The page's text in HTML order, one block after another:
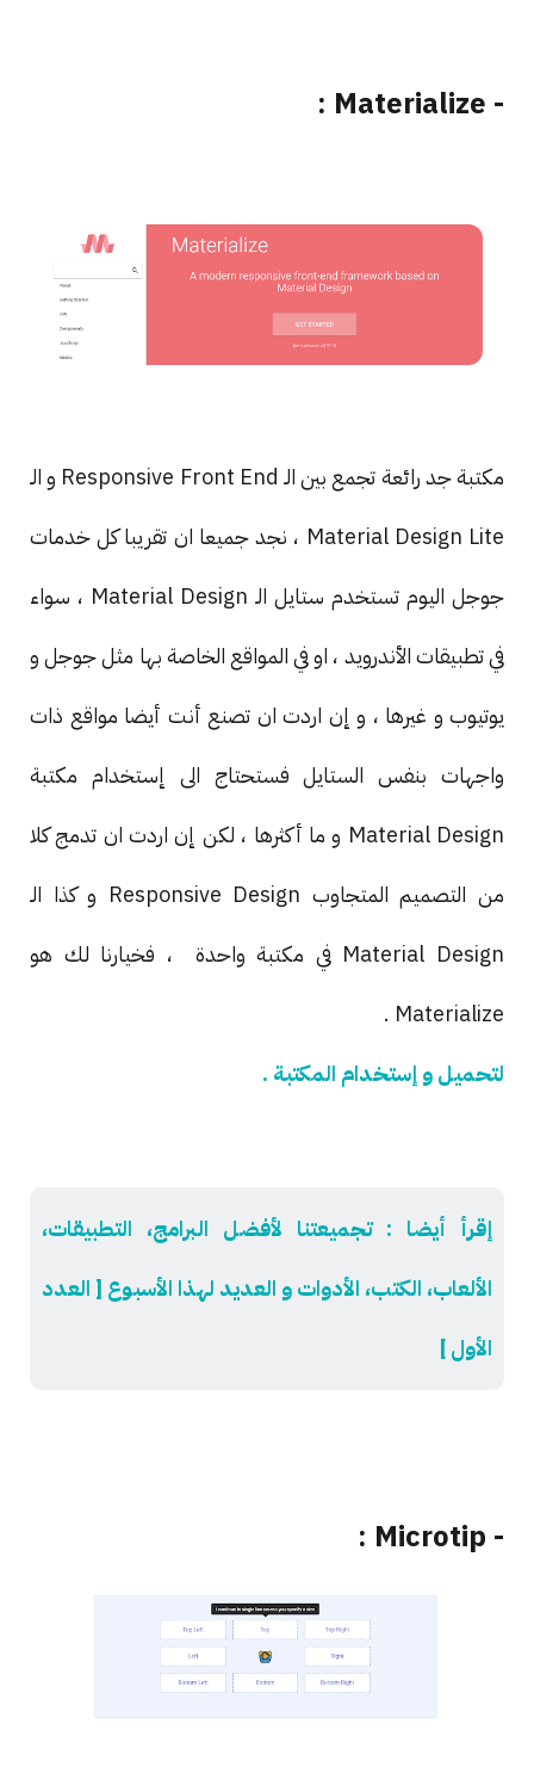
- Materialize :
مكتبة جد رائعة تجمع بين الـ Responsive Front End و الـ
Material Design Lite ، نجد جميعا ان تقريبا كل خدمات
جوجل اليوم تستخدم ستايل الـ Material Design ، سواء
في تطبيقات الأندرويد ، او في المواقع الخاصة بها مثل جوجل و
يوتيوب و غيرها ، و إن اردت ان تصنع أنت أيضا مواقع ذات
واجهات بنفس الستايل فستحتاج الى إستخدام مكتبة
Material Design و ما أكثرها ، لكن إن اردت ان تدمج كلا
من التصميم المتجاوب Responsive Design و كذا الـ
Material Design في مكتبة واحدة ، فخيارنا لك هو
Materialize .
لتحميل و إستخدام المكتبة .
إقرأ أيضا : تجميعتنا لأفضل البرامج، التطبيقات،
الألعاب، الكتب، الأدوات و العديد لهذا الأسبوع [ العدد
الأول ]
- Microtip :